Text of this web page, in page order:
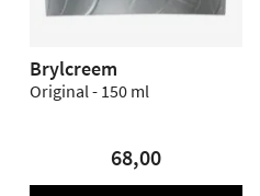
Brylcreem
Original - 150 ml
68,00